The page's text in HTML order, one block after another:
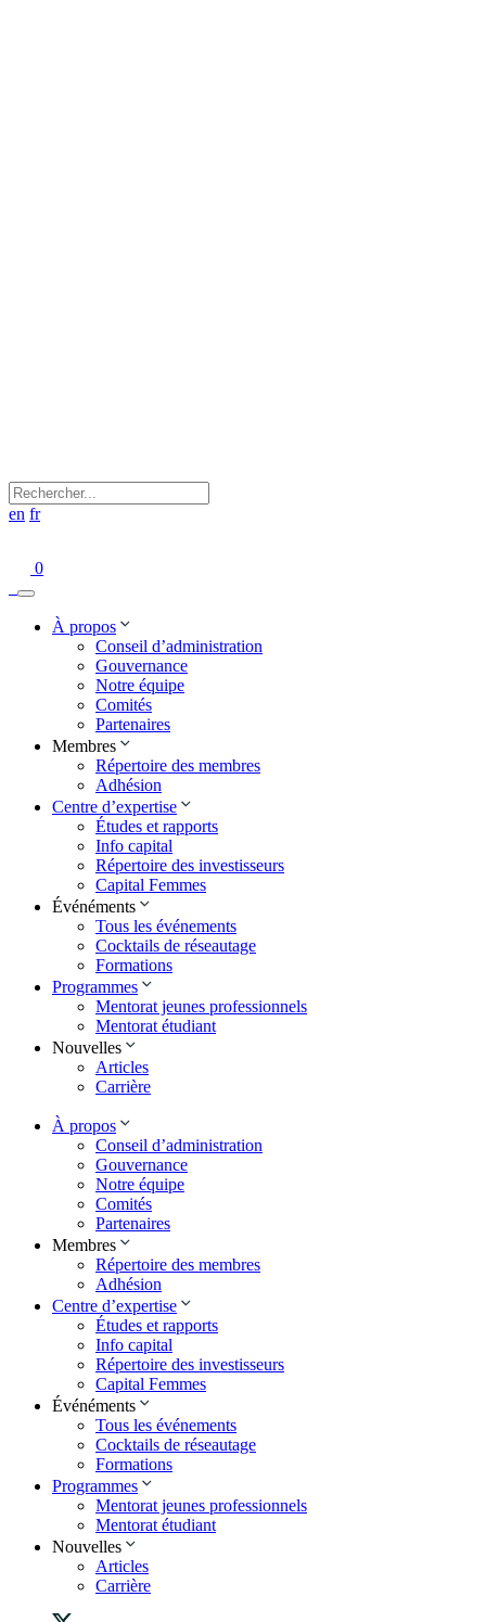
en fr
0
À propos
Conseil d’administration
Gouvernance
Notre équipe
Comités
Partenaires
Membres
Répertoire des membres
Adhésion
Centre d’expertise
Études et rapports
Info capital
Répertoire des investisseurs
Capital Femmes
Événéments
Tous les événements
Cocktails de réseautage
Formations
Programmes
Mentorat jeunes professionnels
Mentorat étudiant
Nouvelles
Articles
Carrière
À propos
Conseil d’administration
Gouvernance
Notre équipe
Comités
Partenaires
Membres
Répertoire des membres
Adhésion
Centre d’expertise
Études et rapports
Info capital
Répertoire des investisseurs
Capital Femmes
Événéments
Tous les événements
Cocktails de réseautage
Formations
Programmes
Mentorat jeunes professionnels
Mentorat étudiant
Nouvelles
Articles
Carrière